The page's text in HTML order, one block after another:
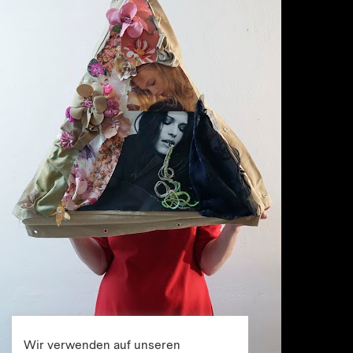
Wir verwenden auf unseren